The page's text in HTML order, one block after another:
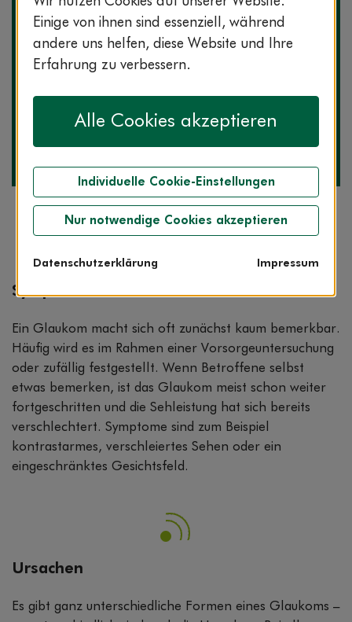
Die Expertin zum Thema
Dr. Isabella Schreiber
Fachärztin für Augenheilkunde
ServiceCenter AOK-Clarimedis
Symptome
Ein Glaukom macht sich oft zunächst kaum bemerkbar.
Häufig wird es im Rahmen einer Vorsorgeuntersuchung
oder zufällig festgestellt. Wenn Betroffene selbst
etwas bemerken, ist das Glaukom meist schon weiter
fortgeschritten und die Sehleistung hat sich bereits
verschlechtert. Symptome sind zum Beispiel
kontrastarmes, verschleiertes Sehen oder ein
eingeschränktes Gesichtsfeld.
Ursachen
Es gibt ganz unterschiedliche Formen eines Glaukoms –
Einige von ihnen sind essenziell, während
andere uns helfen, diese Website und Ihre
Erfahrung zu verbessern.
Alle Cookies akzeptieren
Individuelle Cookie-Einstellungen
Nur notwendige Cookies akzeptieren
Datenschutzerklärung Impressum